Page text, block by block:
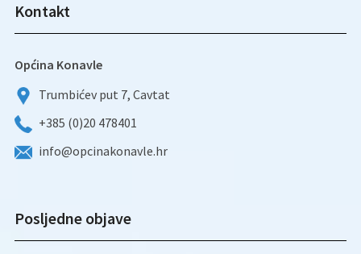
Kontakt
Općina Konavle
Trumbićev put 7, Cavtat
+385 (0)20 478401
info@opcinakonavle.hr
Posljedne objave